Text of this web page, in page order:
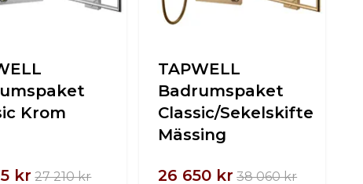
Krom
kr 27 210 kr
TAPWELL
Badrumspaket
Classic/Sekelskifte
Mässing
26 650 kr 38 060 kr